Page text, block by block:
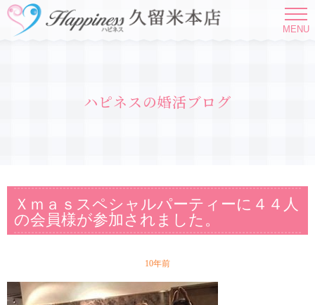
MENU
ハピネスの婚活ブログ
Ｘｍａｓスペシャルパーティーに４４人
の会員様が参加されました。
10年前